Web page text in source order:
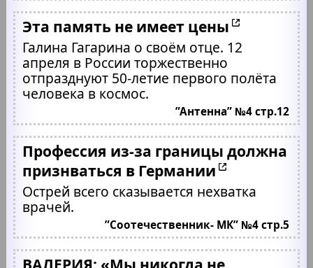
Эта память не имеет цены
Галина Гагарина о своём отце. 12
апреля в России торжественно
отпразднуют 50-летие первого полёта
человека в космос.
”Антенна” №4 стр.12
Профессия из-за границы должна
признваться в Германии
Острей всего сказывается нехватка
врачей.
”Соотечественник- МК” №4 стр.5